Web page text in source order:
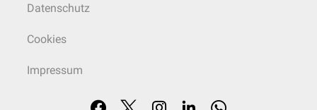
Datenschutz
Cookies
Impressum